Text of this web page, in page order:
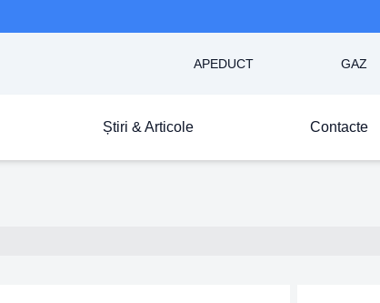
APEDUCT GAZ
Știri & Articole Contacte